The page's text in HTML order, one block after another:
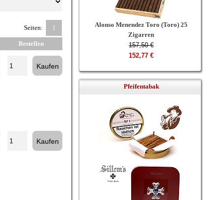
Seiten: 1
Bestellen
Alonso Menendez Toro (Toro) 25
Zigarren
157,50 €
152,77 €
Pfeifentabak